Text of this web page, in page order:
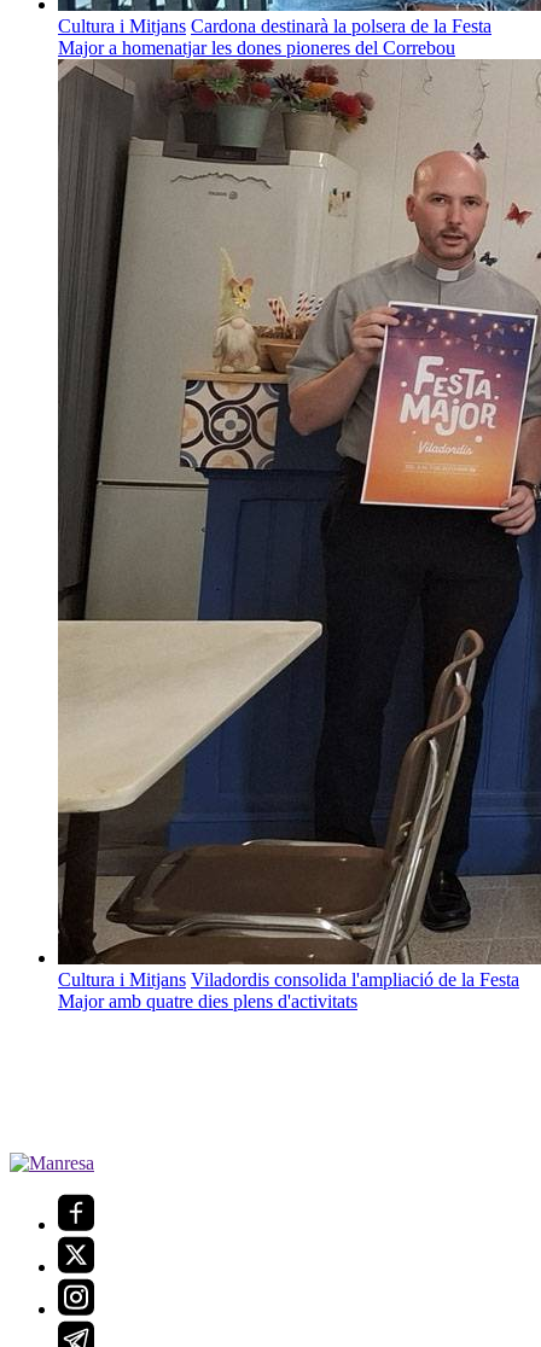
Cultura i Mitjans Cardona destinarà la polsera de la Festa
Major a homenatjar les dones pioneres del Correbou
Cultura i Mitjans Viladordis consolida l'ampliació de la Festa
Major amb quatre dies plens d'activitats